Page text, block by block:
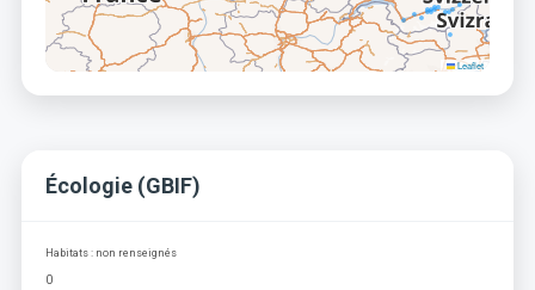
Leaflet
Écologie (GBIF)
Habitats : non renseignés
0